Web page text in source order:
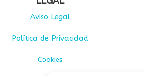
Aviso Legal
Política de Privacidad
Cookies